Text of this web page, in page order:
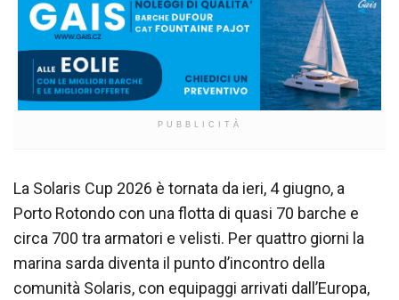
PUBBLICITÀ
La Solaris Cup 2026 è tornata da ieri, 4 giugno, a
Porto Rotondo con una flotta di quasi 70 barche e
circa 700 tra armatori e velisti. Per quattro giorni la
marina sarda diventa il punto d’incontro della
comunità Solaris, con equipaggi arrivati dall’Europa,